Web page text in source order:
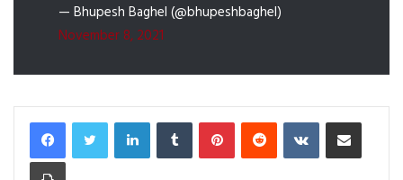
— Bhupesh Baghel (@bhupeshbaghel)
November 8, 2021
LinkedInTumblr PinterestReddit VKontakteShare via Email
Print